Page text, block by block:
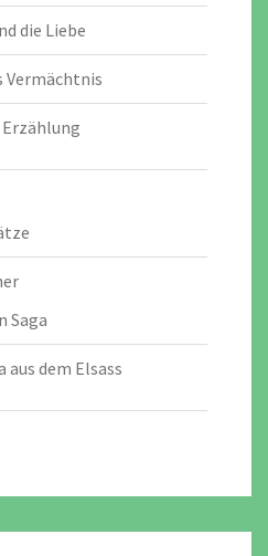
die Liebe
Vermächtnis
Saga
aus dem Elsass